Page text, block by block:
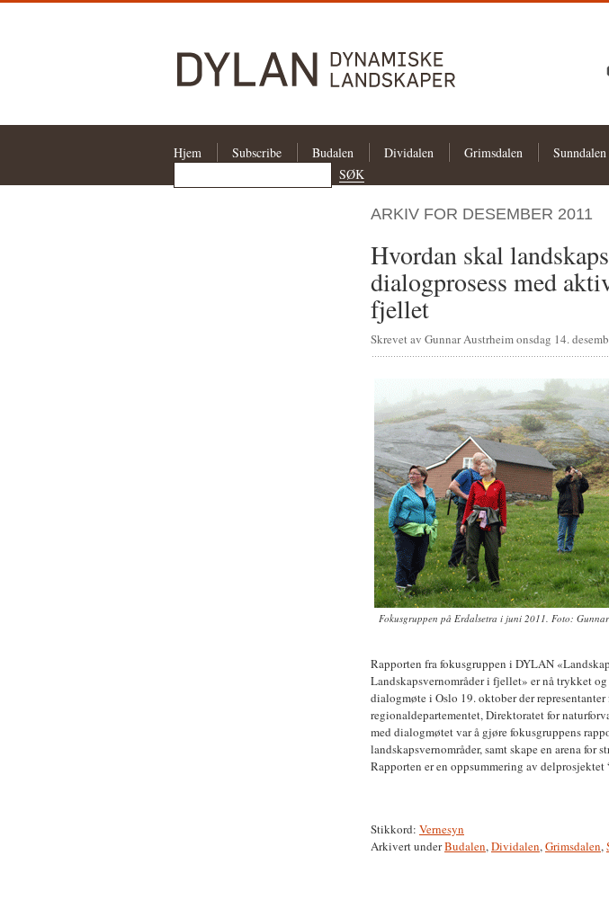
Hjem Subscribe Budalen Dividalen Grimsdalen
ARKIV FOR DESEMBER 2011
Hvordan skal
dialogprosess med
fjellet
Skrevet av Gunnar Austrheim onsdag 14.
Fokusgruppen på Erdalsetra i juni 2011. Foto: Gunnar
Rapporten fra fokusgruppen i DYLAN
Landskapsvernområder i fjellet» er nå trykket
dialogmøte i Oslo 19. oktober der
regionaldepartementet, Direktoratet for
med dialogmøtet var å gjøre fokusgruppens
landskapsvernområder, samt skape en arena
Rapporten er en oppsummering av
Stikkord: Vernesyn
Arkivert underBudalen,Dividalen,Grimsdalen,